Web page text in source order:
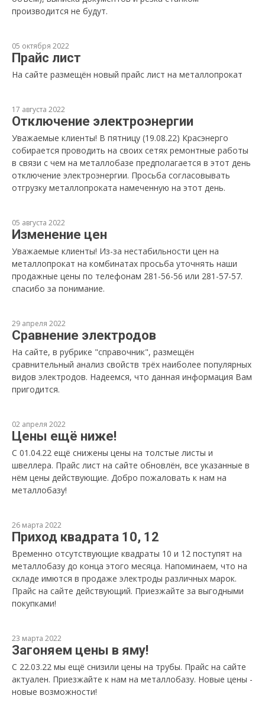
производится не будут.
05 октября 2022
Прайс лист
На сайте размещён новый прайс лист на металлопрокат
17 августа 2022
Отключение электроэнергии
Уважаемые клиенты! В пятницу (19.08.22) Красэнерго
собирается проводить на своих сетях ремонтные работы
в связи с чем на металлобазе предполагается в этот день
отключение электроэнергии. Просьба согласовывать
отгрузку металлопроката намеченную на этот день.
05 августа 2022
Изменение цен
Уважаемые клиенты! Из-за нестабильности цен на
металлопрокат на комбинатах просьба уточнять наши
продажные цены по телефонам 281-56-56 или 281-57-57.
спасибо за понимание.
29 апреля 2022
Сравнение электродов
На сайте, в рубрике "справочник", размещён
сравнительный анализ свойств трёх наиболее популярных
видов электродов. Надеемся, что данная информация Вам
пригодится.
02 апреля 2022
Цены ещё ниже!
С 01.04.22 ещё снижены цены на толстые листы и
швеллера. Прайс лист на сайте обновлён, все указанные в
нём цены действующие. Добро пожаловать к нам на
металлобазу!
26 марта 2022
Приход квадрата 10, 12
Временно отсутствующие квадраты 10 и 12 поступят на
металлобазу до конца этого месяца. Напоминаем, что на
складе имются в продаже электроды различных марок.
Прайс на сайте действующий. Приезжайте за выгодными
покупками!
23 марта 2022
Загоняем цены в яму!
С 22.03.22 мы ещё снизили цены на трубы. Прайс на сайте
актуален. Приезжайте к нам на металлобазу. Новые цены -
новые возможности!